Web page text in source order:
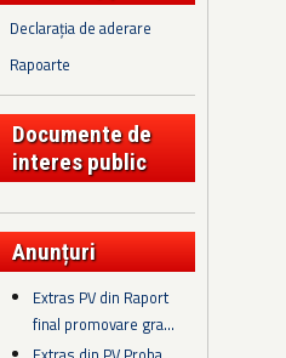
Declarația de aderare
Rapoarte
Documente de
interes public
Anunțuri
Extras PV din Raport
final promovare gra...